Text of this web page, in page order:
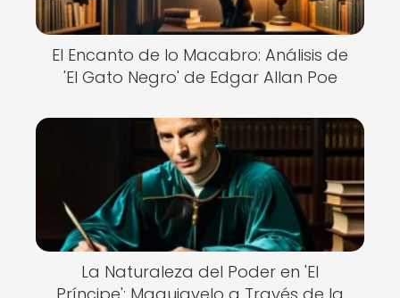
El Encanto de lo Macabro: Análisis de
'El Gato Negro' de Edgar Allan Poe
La Naturaleza del Poder en 'El